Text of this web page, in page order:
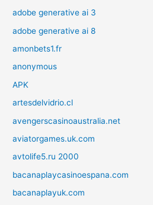
adobe generative ai 3
adobe generative ai 8
amonbets1.fr
anonymous
APK
artesdelvidrio.cl
avengerscasinoaustralia.net
aviatorgames.uk.com
avtolife5.ru 2000
bacanaplaycasinoespana.com
bacanaplayuk.com